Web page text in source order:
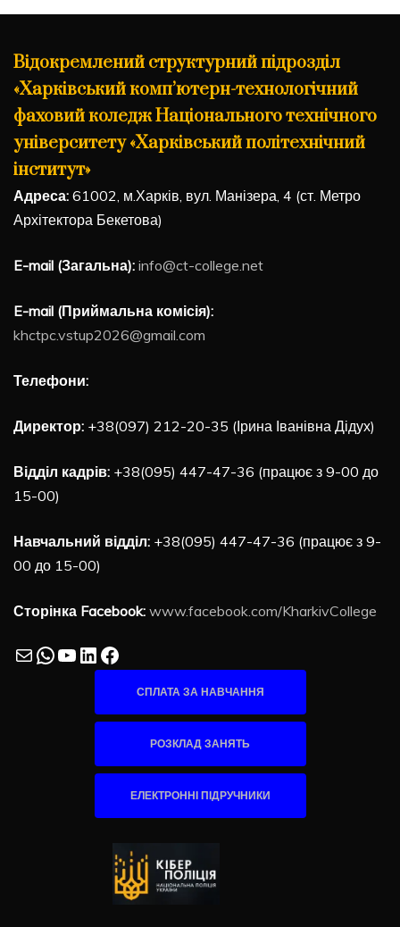
Відокремлений структурний підрозділ
«Харківський комп’ютерн-технологічний
фаховий коледж Національного технічного
університету «Харківський політехнічний
інститут»
Адреса: 61002, м.Харків, вул. Манізера, 4 (ст. Метро
Архітектора Бекетова)
E-mail (Загальна): info@ct-college.net
E-mail (Приймальна комісія):
khctpc.vstup2026@gmail.com
Телефони:
Директор: +38(097) 212-20-35 (Ірина Іванівна Дідух)
Відділ кадрів: +38(095) 447-47-36 (працює з 9-00 до
15-00)
Навчальний відділ: +38(095) 447-47-36 (працює з 9-
00 до 15-00)
Сторінка Facebook: www.facebook.com/KharkivCollege
MailWhatsApp
YouTube
LinkedIn
Facebook
СПЛАТА ЗА НАВЧАННЯ
РОЗКЛАД ЗАНЯТЬ
ЕЛЕКТРОННІ ПІДРУЧНИКИ